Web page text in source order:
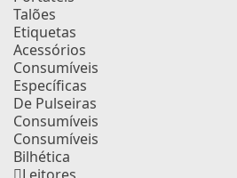
Talões
Etiquetas
Acessórios
Consumíveis
Específicas
De Pulseiras
Consumíveis
Consumíveis
Bilhética